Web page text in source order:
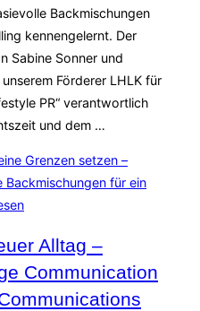
Backmischungen
kennengelernt. Der
Sabine Sonner und
Förderer LHLK für
PR“ verantwortlich
und dem …
Grenzen setzen –
für ein
Alltag –
Communication